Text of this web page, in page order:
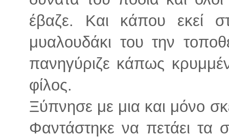
έβαζε. Και κάπου εκεί
μυαλουδάκι του την
πανηγύριζε κάπως
φίλος.
Ξύπνησε με μια και μόνο
Φαντάστηκε να πετάει τα